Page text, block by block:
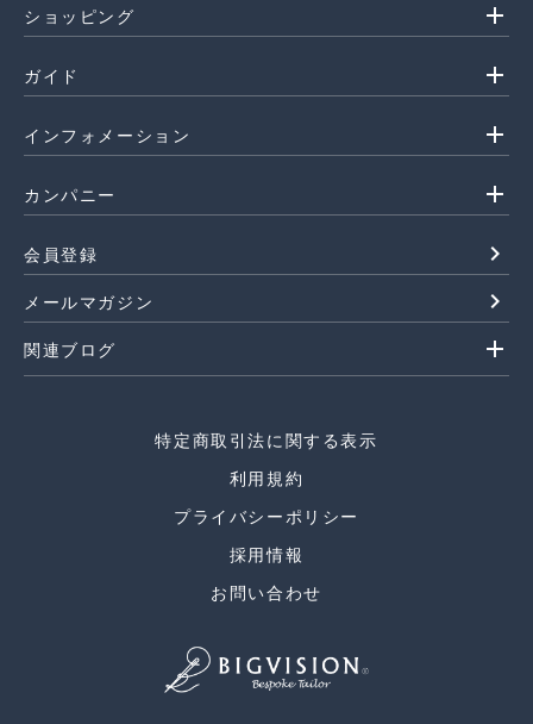
ショッピング add
ガイド add
インフォメーション add
カンパニー add
会員登録 navigate_next
メールマガジン navigate_next
関連ブログ add
特定商取引法に関する表示
利用規約
プライバシーポリシー
採用情報
お問い合わせ